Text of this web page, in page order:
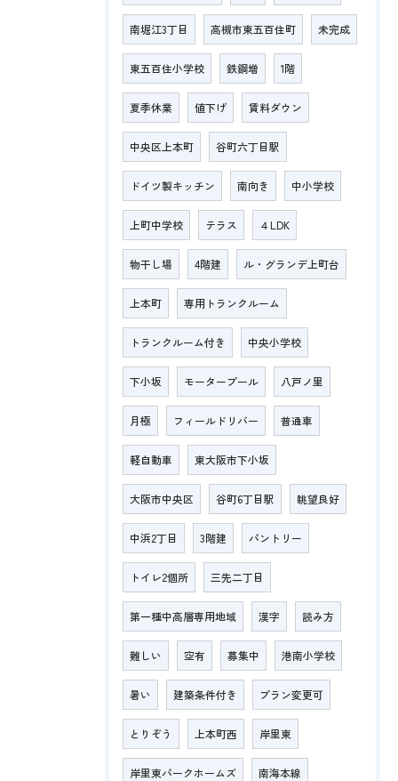
南堀江3丁目 高槻市東五百住町 未完成
東五百住小学校 鉄鋼増 1階
夏季休業 値下げ 賃料ダウン
中央区上本町 谷町六丁目駅
ドイツ製キッチン 南向き 中小学校
上町中学校 テラス ４LDK
物干し場 4階建 ル・グランデ上町台
上本町 専用トランクルーム
トランクルーム付き 中央小学校
下小坂 モータープール 八戸ノ里
月極 フィールドリバー 普通車
軽自動車 東大阪市下小坂
大阪市中央区 谷町6丁目駅 眺望良好
中浜2丁目 3階建 パントリー
トイレ2個所 三先二丁目
第一種中高層専用地域 漢字 読み方
難しい 空有 募集中 港南小学校
暑い 建築条件付き プラン変更可
とりぞう 上本町西 岸里東
岸里東パークホームズ 南海本線